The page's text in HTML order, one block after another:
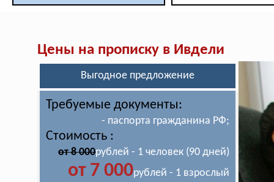
Цены на прописку в Ивдели
Выгодное предложение
Требуемые документы:
- паспорта гражданина РФ;
Стоимость :
от 8 000рублей - 1 человек (90 дней)
от 7 000рублей - 1 взрослый